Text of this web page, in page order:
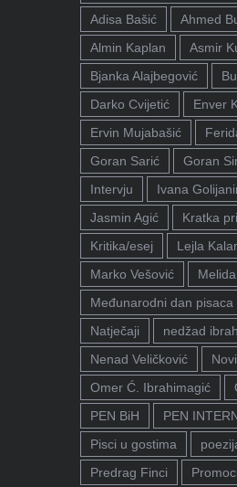
Adisa Bašić
Ahmed
Almin Kaplan
Asmir
Bjanka Alajbegović
Darko Cvijetić
Enver
Ervin Mujabašić
Goran Sarić
Goran
Intervju
Ivana
Jasmin Agić
Kratka
Kritika/esej
Lejla
Marko Vešović
Međunarodni dan pisaca
Natječaji
nedžad
Nenad Veličković
Omer Ć. Ibrahimagić
PEN BiH
PEN
Pisci u gostima
Predrag Finci